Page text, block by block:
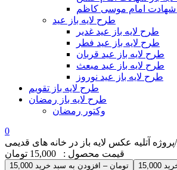
شهادت امام موسی کاظم
طرح لایه باز عید
طرح لایه باز عید غدیر
طرح لایه باز عید فطر
طرح لایه باز عید قربان
طرح لایه باز عید مبعث
طرح لایه باز عید نوروز
طرح لایه باز تقویم
طرح لایه باز رمضان
وکتور رمضان
0
/
قیمت محصول : 15,000 تومان
15,000 تومان – افزودن به سبد خرید